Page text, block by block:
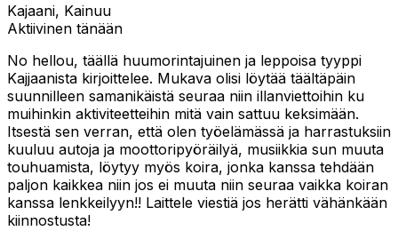
Kajaani, Kainuu
Aktiivinen tänään
No hellou, täällä huumorintajuinen ja leppoisa tyyppi
Kajjaanista kirjoittelee. Mukava olisi löytää täältäpäin
suunnilleen samanikäistä seuraa niin illanviettoihin ku
muihinkin aktiviteetteihin mitä vain sattuu keksimään.
Itsestä sen verran, että olen työelämässä ja harrastuksiin
kuuluu autoja ja moottoripyöräilyä, musiikkia sun muuta
touhuamista, löytyy myös koira, jonka kanssa tehdään
paljon kaikkea niin jos ei muuta niin seuraa vaikka koiran
kanssa lenkkeilyyn!! Laittele viestiä jos herätti vähänkään
kiinnostusta!